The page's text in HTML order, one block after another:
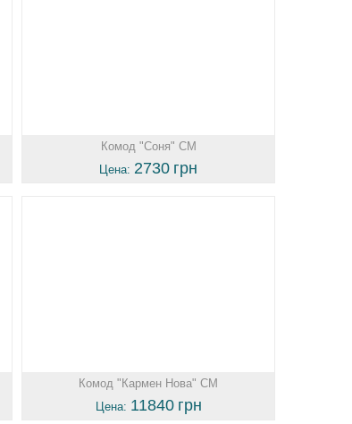
Комод "Соня" СМ
Цена: 2730 грн
Комод "Кармен Нова" СМ
Цена: 11840 грн